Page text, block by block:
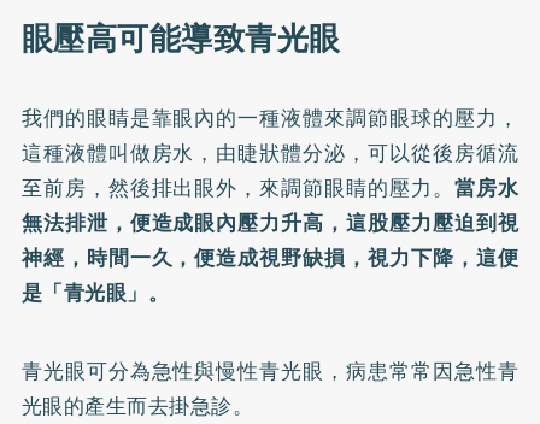
眼壓高可能導致青光眼
我們的眼睛是靠眼內的一種液體來調節眼球的壓力，
這種液體叫做房水，由睫狀體分泌，可以從後房循流
至前房，然後排出眼外，來調節眼睛的壓力。 當房水
無法排泄，便造成眼內壓力升高，這股壓力壓迫到視
神經，時間一久，便造成視野缺損，視力下降，這便
是「青光眼」。
青光眼可分為急性與慢性青光眼，病患常常因急性青
光眼的產生而去掛急診。